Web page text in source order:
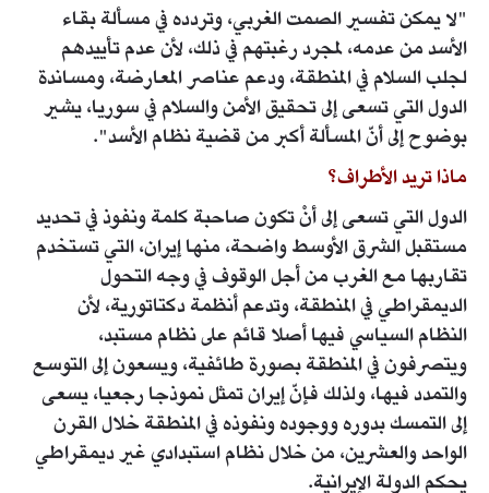
"لا يمكن تفسير الصمت الغربي، وتردده في مسألة بقاء
الأسد من عدمه، لمجرد رغبتهم في ذلك، لأن عدم تأييدهم
لجلب السلام في المنطقة، ودعم عناصر المعارضة، ومساندة
الدول التي تسعى إلى تحقيق الأمن والسلام في سوريا، يشير
بوضوح إلى أنّ المسألة أكبر من قضية نظام الأسد".
ماذا تريد الأطراف؟
الدول التي تسعى إلى أنْ تكون صاحبة كلمة ونفوذ في تحديد
مستقبل الشرق الأوسط واضحة، منها إيران، التي تستخدم
تقاربها مع الغرب من أجل الوقوف في وجه التحول
الديمقراطي في المنطقة، وتدعم أنظمة دكتاتورية، لأن
النظام السياسي فيها أصلا قائم على نظام مستبد،
ويتصرفون في المنطقة بصورة طائفية، ويسعون إلى التوسع
والتمدد فيها، ولذلك فإنّ إيران تمثل نموذجا رجعيا، يسعى
إلى التمسك بدوره ووجوده ونفوذه في المنطقة خلال القرن
الواحد والعشرين، من خلال نظام استبدادي غير ديمقراطي
يحكم الدولة الإيرانية.